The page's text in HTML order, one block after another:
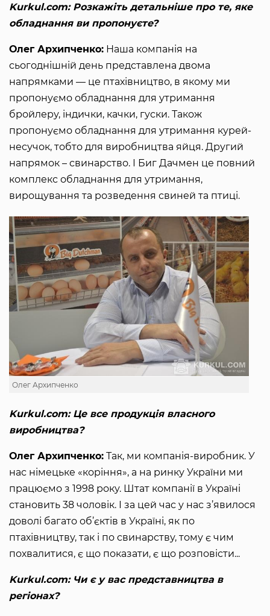
Kurkul.com: Розкажіть детальніше про те, яке
обладнання ви пропонуєте?
Олег Архипченко: Наша компанія на
сьогоднішній день представлена двома
напрямками — це птахівництво, в якому ми
пропонуємо обладнання для утримання
бройлеру, індички, качки, гуски. Також
пропонуємо обладнання для утримання курей-
несучок, тобто для виробництва яйця. Другий
напрямок – свинарство. І Биг Дачмен це повний
комплекс обладнання для утримання,
вирощування та розведення свиней та птиці.
Олег Архипченко
Kurkul.com: Це все продукція власного
виробництва?
Олег Архипченко: Так, ми компанія-виробник. У
нас німецьке «коріння», а на ринку України ми
працюємо з 1998 року. Штат компанії в Україні
становить 38 чоловік. І за цей час у нас з’явилося
доволі багато об’єктів в Україні, як по
птахівництву, так і по свинарству, тому є чим
похвалитися, є що показати, є що розповісти...
Kurkul.com: Чи є у вас представництва в
регіонах?